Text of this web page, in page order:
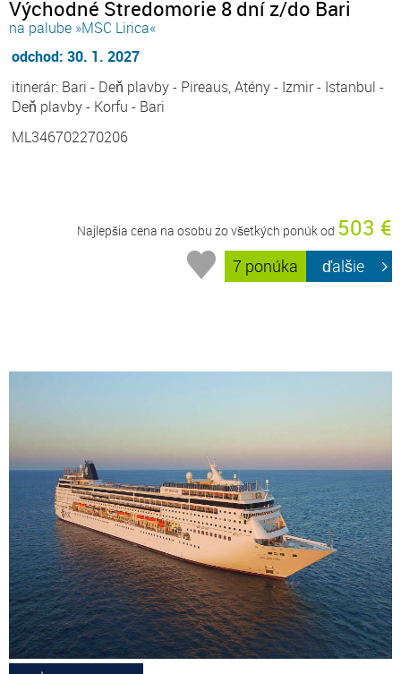
Východné Stredomorie 8 dní z/do Bari
na palube »MSC Lirica«
odchod: 30. 1. 2027
itinerár: Bari - Deň plavby - Pireaus, Atény - Izmir - Istanbul -
Deň plavby - Korfu - Bari
ML346702270206
Najlepšia cena na osobu zo všetkých ponúk od 503 €
7 ponúka ďalšie